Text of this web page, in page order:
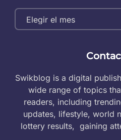
Monthly
Archives
Swikblog is a digital
wide range of topics
readers, including
updates, lifestyle, world
lottery results, gaining